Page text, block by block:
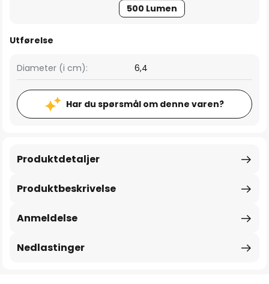
500 Lumen
Utførelse
Diameter (i cm): 6,4
Har du spørsmål om denne varen?
Produktbeskrivelse
Produktdetaljer
Anmeldelse
Nedlastinger